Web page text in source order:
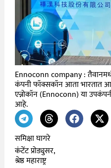
Ennoconn company :
कंपनी फॉक्सकॉन आता भारतात
एन्नोकॉन (Ennoconn) या
आहे.
समिक्षा घागरे
कंटेंट प्रोड्युसर,
श्रेष्ठ महाराष्ट्र